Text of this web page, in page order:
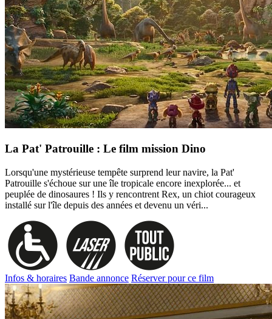
La Pat' Patrouille : Le film mission Dino
Lorsqu'une mystérieuse tempête surprend leur navire, la Pat'
Patrouille s'échoue sur une île tropicale encore inexplorée... et
peuplée de dinosaures ! Ils y rencontrent Rex, un chiot courageux
installé sur l'île depuis des années et devenu un véri...
Infos & horaires Bande annonce Réserver pour ce film